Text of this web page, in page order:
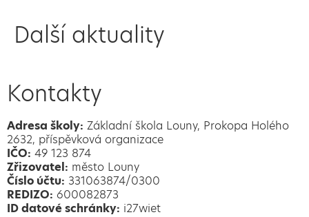
Další aktuality
Kontakty
Adresa školy: Základní škola Louny, Prokopa Holého
2632, příspěvková organizace
IČO: 49 123 874
Zřizovatel: město Louny
Číslo účtu: 331063874/0300
REDIZO: 600082873
ID datové schránky: i27wiet